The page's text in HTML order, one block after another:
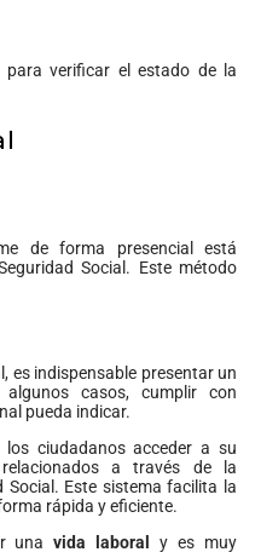
para verificar el estado de la
de forma presencial está
Social. Este método
es indispensable presentar un
casos, cumplir con
pueda indicar.
ciudadanos acceder a su
a través de la
Este sistema facilita la
rápida y eficiente.
unavida laboral
y es muy